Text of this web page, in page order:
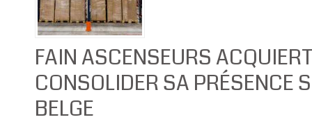
FAIN ASCENSEURS
CONSOLIDER SA PRÉSENCE
BELGE